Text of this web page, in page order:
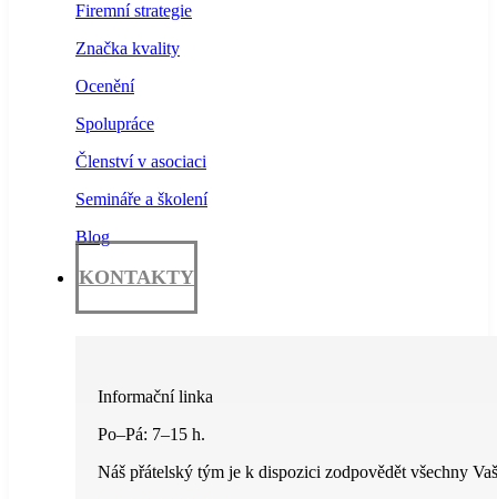
Firemní strategie
Značka kvality
Ocenění
Spolupráce
Členství v asociaci
Semináře a školení
Blog
KONTAKTY
Informační linka
Po–Pá: 7–15 h.
Náš přátelský tým je k dispozici zodpovědět všechny